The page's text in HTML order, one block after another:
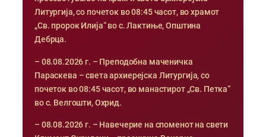
Литургија, со почеток во 08:45 часот, во храмот
„Св. пророк Илија“ во с. Лактиње, Општина
Дебрца.
– 08.08.2026 г. – Преподобна маченичка
Параскева – света архиерејска Литургија, со
почеток во 08:45 часот, во манастирот „Св. Петка“
во с. Велгошти, Охрид.
– 08.08.2026 г. – Навечерие на споменот на свети